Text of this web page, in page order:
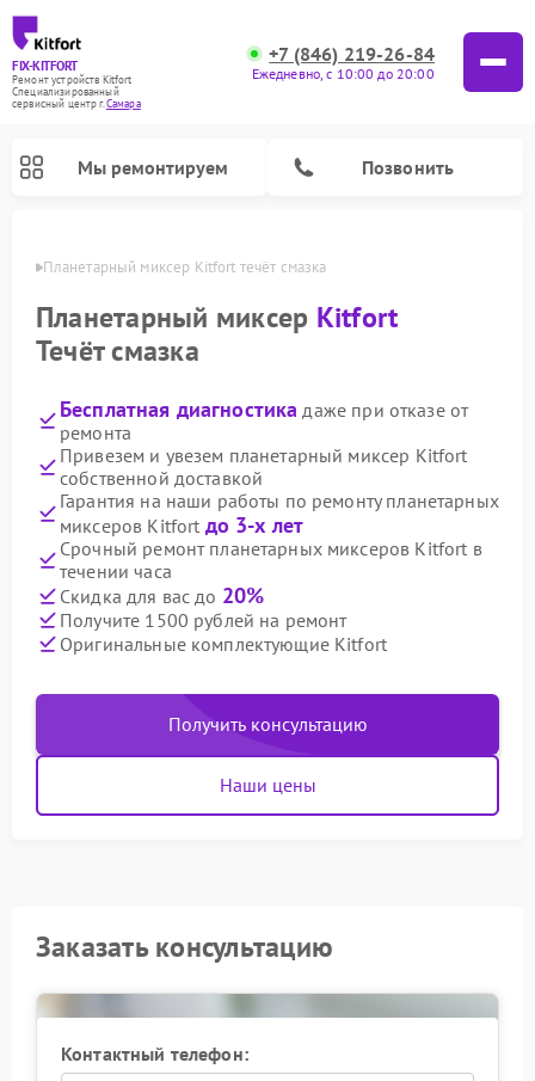
FIX-KITFORT
Ремонт устройств Kitfort
Специализированный
cервисный центр г.Самара
+7 (846) 219-26-84
Ежедневно, с 10:00 до 20:00
Мы ремонтируем Позвонить
Планетарный миксер Kitfort течёт смазка
Планетарный миксер Kitfort
Течёт смазка
Бесплатная диагностика даже при отказе от
ремонта
Привезем и увезем планетарный миксер Kitfort
собственной доставкой
Гарантия на наши работы по ремонту планетарных
миксеров Kitfort до 3-х лет
Срочный ремонт планетарных миксеров Kitfort в
течении часа
Скидка для вас до 20%
Получите 1500 рублей на ремонт
Оригинальные комплектующие Kitfort
Получить консультацию
Наши цены
Заказать консультацию
Контактный телефон: